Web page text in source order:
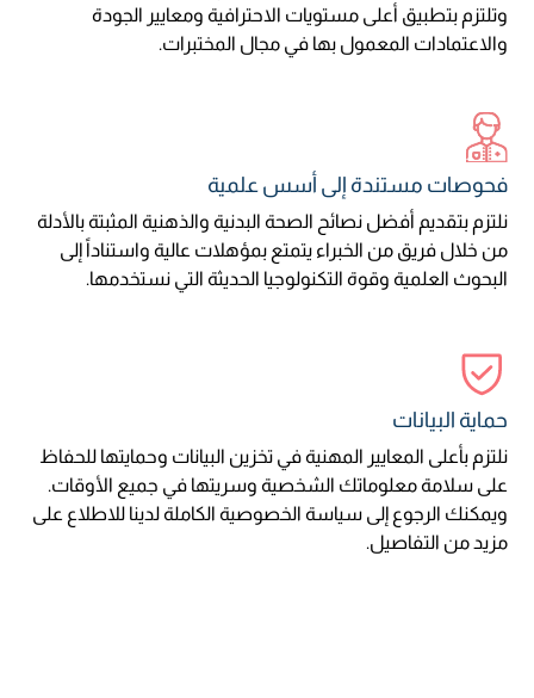
وتلتزم بتطبيق أعلى مستويات الاحترافية ومعايير الجودة
والاعتمادات المعمول بها في مجال المختبرات.
فحوصات مستندة إلى أسس علمية
نلتزم بتقديم أفضل نصائح الصحة البدنية والذهنية المثبتة بالأدلة
من خلال فريق من الخبراء يتمتع بمؤهلات عالية واستناداً إلى
البحوث العلمية وقوة التكنولوجيا الحديثة التي نستخدمها.
حماية البيانات
نلتزم بأعلى المعايير المهنية في تخزين البيانات وحمايتها للحفاظ
على سلامة معلوماتك الشخصية وسريتها في جميع الأوقات.
ويمكنك الرجوع إلى سياسة الخصوصية الكاملة لدينا للاطلاع على
مزيد من التفاصيل.